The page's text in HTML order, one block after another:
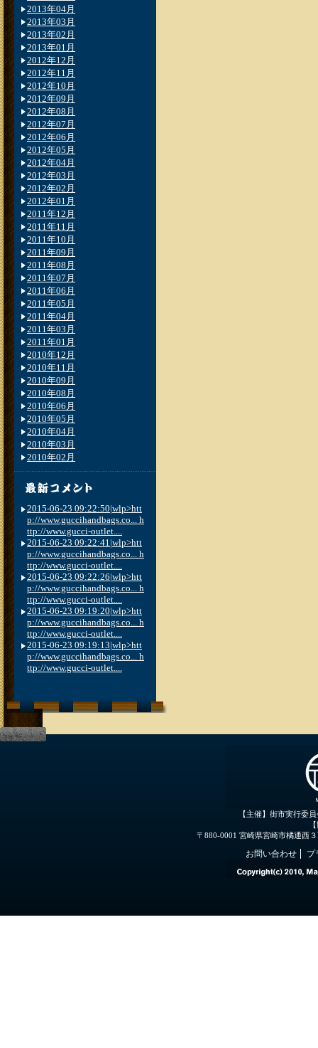
2013年04月
2013年03月
2013年02月
2013年01月
2012年12月
2012年11月
2012年10月
2012年09月
2012年08月
2012年07月
2012年06月
2012年05月
2012年04月
2012年03月
2012年02月
2012年01月
2011年12月
2011年11月
2011年10月
2011年09月
2011年08月
2011年07月
2011年06月
2011年05月
2011年04月
2011年03月
2011年01月
2010年12月
2010年11月
2010年09月
2010年08月
2010年06月
2010年05月
2010年04月
2010年03月
2010年02月
2015-06-23 09:22:50|wlp>htt
p://www.guccihandbags.co... h
ttp://www.gucci-outlet....
2015-06-23 09:22:41|wlp>htt
p://www.guccihandbags.co... h
ttp://www.gucci-outlet....
2015-06-23 09:22:26|wlp>htt
p://www.guccihandbags.co... h
ttp://www.gucci-outlet....
2015-06-23 09:19:20|wlp>htt
p://www.guccihandbags.co... h
ttp://www.gucci-outlet....
2015-06-23 09:19:13|wlp>htt
p://www.guccihandbags.co... h
ttp://www.gucci-outlet....
【主催】街市実行委
〒880-0001 宮崎県宮崎市橘通西
お問い合わせ プ